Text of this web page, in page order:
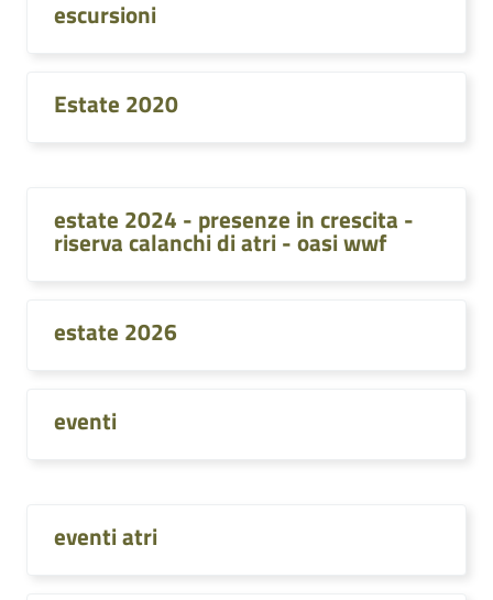
escursioni
Estate 2020
estate 2024 - presenze in crescita -
riserva calanchi di atri - oasi wwf
estate 2026
eventi
eventi atri